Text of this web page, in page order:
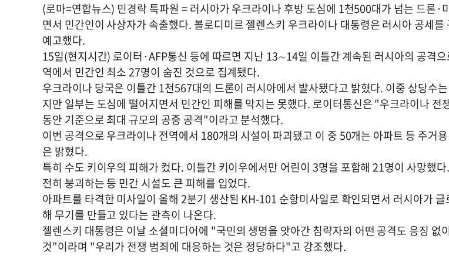
(로마=연합뉴스) 민경락 특파원 = 러시아가 우크라이나 후방 도심에 1천500대가 넘는 드론·
면서 민간인이 사상자가 속출했다. 볼로디미르 젤렌스키 우크라이나 대통령은 러시아 공세를
예고했다.
15일(현지시간) 로이터·AFP통신 등에 따르면 지난 13∼14일 이틀간 계속된 러시아의 공격
역에서 민간인 최소 27명이 숨진 것으로 집계됐다.
우크라이나 당국은 이틀간 1천567대의 드론이 러시아에서 발사됐다고 밝혔다. 이중 상당수
지만 일부는 도심에 떨어지면서 민간인 피해를 막지는 못했다. 로이터통신은 "우크라이나 전
동안 기준으로 최대 규모의 공중 공격"이라고 분석했다.
이번 공격으로 우크라이나 전역에서 180개의 시설이 파괴됐고 이 중 50개는 아파트 등 주거
은 밝혔다.
특히 수도 키이우의 피해가 컸다. 이틀간 키이우에서만 어린이 3명을 포함해 21명이 사망했
전히 붕괴하는 등 민간 시설도 큰 피해를 입었다.
아파트를 타격한 미사일이 올해 2분기 생산된 KH-101 순항미사일로 확인되면서 러시아가 글
해 무기를 만들고 있다는 관측이 나온다.
젤렌스키 대통령은 이날 소셜미디어에 "국민의 생명을 앗아간 침략자의 어떤 공격도 응징 없
것"이라며 "우리가 전쟁 범죄에 대응하는 것은 정당하다"고 강조했다.